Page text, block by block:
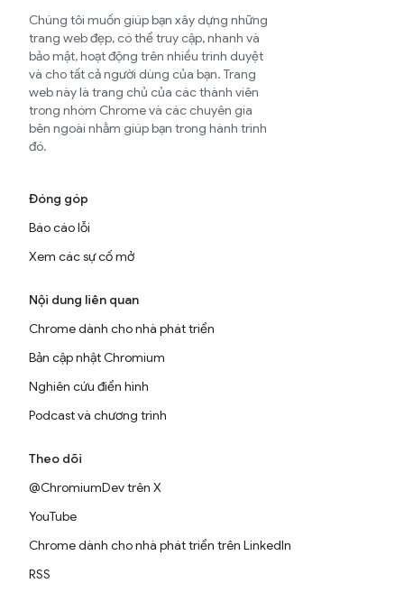
Chúng tôi muốn giúp bạn xây dựng những
trang web đẹp, có thể truy cập, nhanh và
bảo mật, hoạt động trên nhiều trình duyệt
và cho tất cả người dùng của bạn. Trang
web này là trang chủ của các thành viên
trong nhóm Chrome và các chuyên gia
bên ngoài nhằm giúp bạn trong hành trình
đó.
Đóng góp
Báo cáo lỗi
Xem các sự cố mở
Nội dung liên quan
Chrome dành cho nhà phát triển
Bản cập nhật Chromium
Nghiên cứu điển hình
Podcast và chương trình
Theo dõi
@ChromiumDev trên X
YouTube
Chrome dành cho nhà phát triển trên LinkedIn
RSS